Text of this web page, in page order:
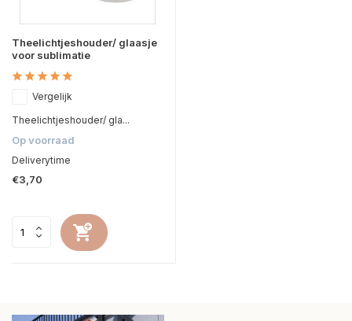
Theelichtjeshouder/ glaasje
voor sublimatie
Vergelijk
Theelichtjeshouder/ gla...
Op voorraad
Deliverytime
€3,70